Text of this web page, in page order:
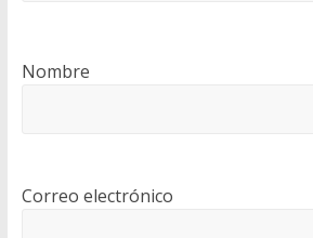
Nombre
Correo electrónico